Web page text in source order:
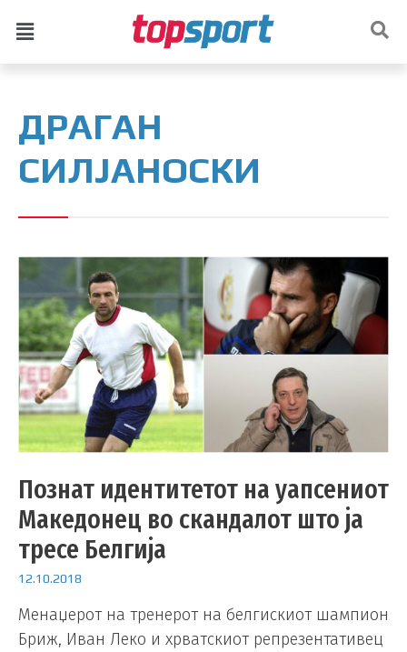
ДРАГАН
СИЛЈАНОСКИ
Познат идентитетот на уапсениот
Македонец во скандалот што ја
тресе Белгија
12.10.2018
Менаџерот на тренерот на белгискиот шампион
Бриж, Иван Леко и хрватскиот репрезентативец